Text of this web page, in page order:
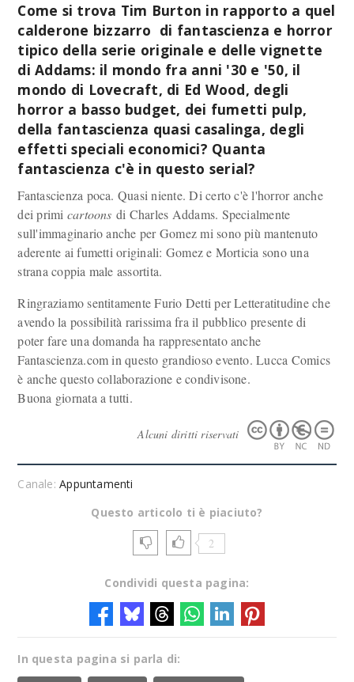
Come si trova Tim Burton in rapporto a quel
calderone bizzarro di fantascienza e horror
tipico della serie originale e delle vignette
di Addams: il mondo fra anni '30 e '50, il
mondo di Lovecraft, di Ed Wood, degli
horror a basso budget, dei fumetti pulp,
della fantascienza quasi casalinga, degli
effetti speciali economici? Quanta
fantascienza c'è in questo serial?
Fantascienza poca. Quasi niente. Di certo c'è l'horror anche
dei primi cartoons di Charles Addams. Specialmente
sull'immaginario anche per Gomez mi sono più mantenuto
aderente ai fumetti originali: Gomez e Morticia sono una
strana coppia male assortita.
Ringraziamo sentitamente Furio Detti per Letteratitudine che
avendo la possibilità rarissima fra il pubblico presente di
poter fare una domanda ha rappresentato anche
Fantascienza.com in questo grandioso evento. Lucca Comics
è anche questo collaborazione e condivisone.
Buona giornata a tutti.
Alcuni diritti riservati
Canale:Appuntamenti
Questo articolo ti è piaciuto?
2
Condividi questa pagina:
In questa pagina si parla di: